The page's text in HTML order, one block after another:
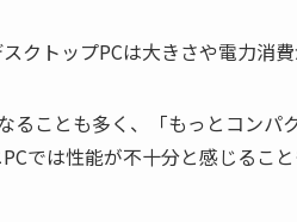
トップPCは大きさや電力消費
ることも多く、「もっとコンパ
では性能が不十分と感じるこ